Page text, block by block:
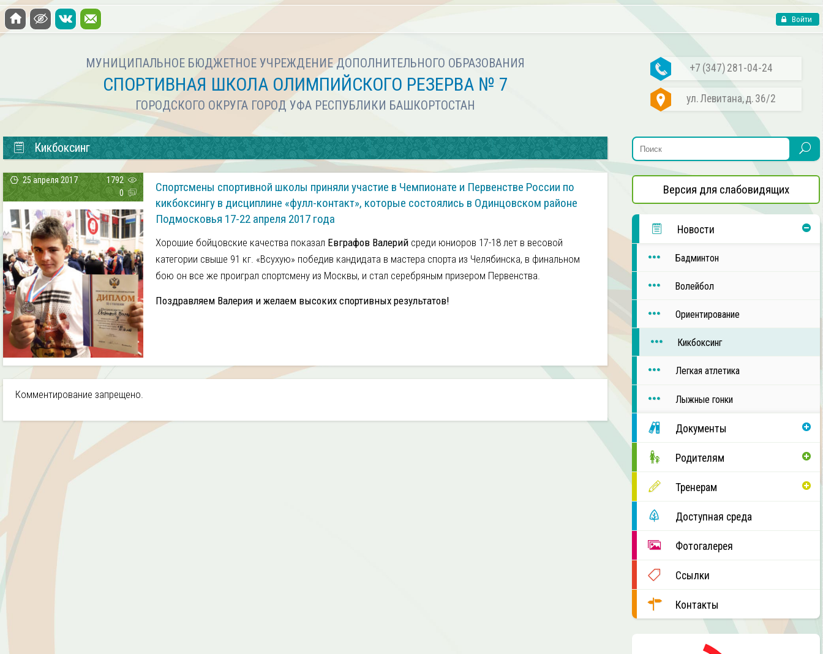
Войти
МУНИЦИПАЛЬНОЕ БЮДЖЕТНОЕ УЧРЕЖДЕНИЕ ДОПОЛНИТЕЛЬНОГО ОБРАЗОВАНИЯ
СПОРТИВНАЯ ШКОЛА ОЛИМПИЙСКОГО РЕЗЕРВА № 7
ГОРОДСКОГО ОКРУГА ГОРОД УФА РЕСПУБЛИКИ БАШКОРТОСТАН
+7 (347) 281-04-24
ул. Левитана, д. 36/2
Версия для слабовидящих
Новости
Бадминтон
Волейбол
Ориентирование
Кикбоксинг
Легкая атлетика
Лыжные гонки
Документы
Родителям
Тренерам
Доступная среда
Фотогалерея
Ссылки
Контакты
Кикбоксинг
25 апреля 2017
1792
0
Спортсмены спортивной школы приняли участие в Чемпионате и Первенстве России по
кикбоксингу в дисциплине «фулл-контакт», которые состоялись в Одинцовском районе
Подмосковья 17-22 апреля 2017 года
Хорошие бойцовские качества показал Евграфов Валерий среди юниоров 17-18 лет в весовой
категории свыше 91 кг. «Всухую» победив кандидата в мастера спорта из Челябинска, в финальном
бою он все же проиграл спортсмену из Москвы, и стал серебряным призером Первенства.
Поздравляем Валерия и желаем высоких спортивных результатов!
Комментирование запрещено.